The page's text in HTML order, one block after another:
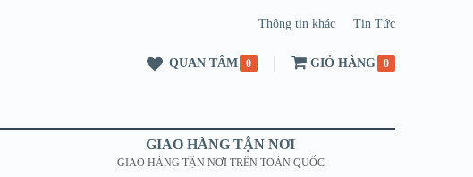
Thông tin khác Tin Tức
QUAN TÂM 0 GIỎ HÀNG 0
GIAO HÀNG TẬN NƠI
GIAO HÀNG TẬN NƠI TRÊN TOÀN QUỐC